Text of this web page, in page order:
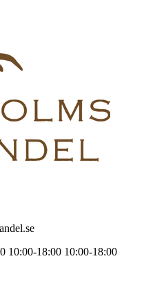
10:00-18:00 10:00-18:00